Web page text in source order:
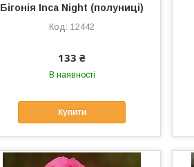
Бігонія Inca Night (полуниці)
12442
133 ₴
В наявності
Купити